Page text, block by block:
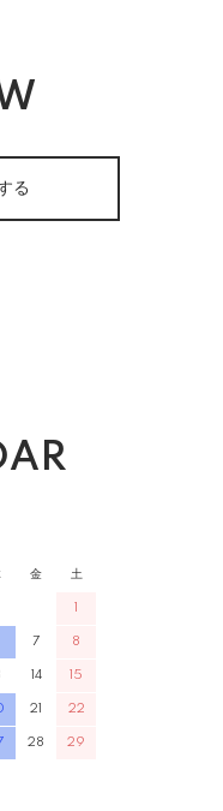
る
金 土
1
7 8
14 15
21 22
28 29